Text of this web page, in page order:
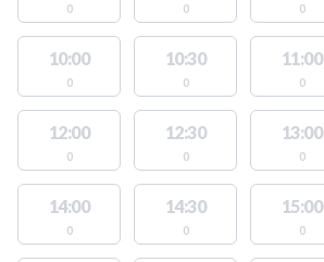
0 0 0
10:00
0
10:30
0
11:00
0
12:00
0
12:30
0
13:00
0
14:00
0
14:30
0
15:00
0